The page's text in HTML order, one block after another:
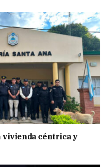
vivienda céntrica y